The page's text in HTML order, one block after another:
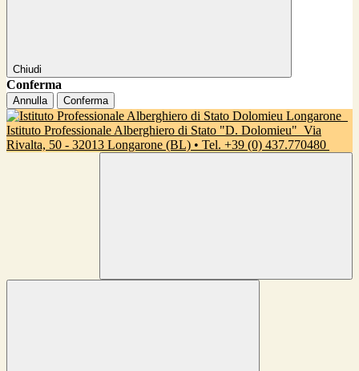
Chiudi
Conferma
Annulla Conferma
Istituto Professionale Alberghiero di Stato "D. Dolomieu" Via
Rivalta, 50 - 32013 Longarone (BL) • Tel. +39 (0) 437.770480